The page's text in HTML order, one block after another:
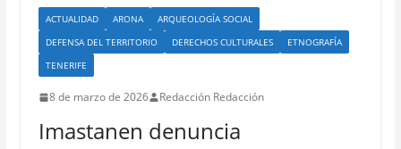
ACTUALIDAD ARONA
ARQUEOLOGÍA SOCIAL
DEFENSA DEL TERRITORIO
DERECHOS CULTURALES
ETNOGRAFÍA
TENERIFE
8 de marzo de 2026 Redacción Redacción
Imastanen denuncia